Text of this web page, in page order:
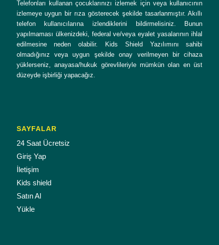
Telefonları kullanan çocuklarınızı izlemek için veya kullanıcının
izlemeye uygun bir rıza gösterecek şekilde tasarlanmıştır. Akıllı
telefon kullanıcılarına izlendiklerini bildirmelisiniz. Bunun
yapılmaması ülkenizdeki, federal ve/veya eyalet yasalarının ihlal
edilmesine neden olabilir. Kids Shield Yazılımını sahibi
olmadığınız veya uygun şekilde onay verilmeyen bir cihaza
yüklerseniz, anayasa/hukuk görevlileriyle mümkün olan en üst
düzeyde işbirliği yapacağız.
SAYFALAR
24 Saat Ücretsiz
Giriş Yap
İletişim
Kids shield
Satın Al
Yükle